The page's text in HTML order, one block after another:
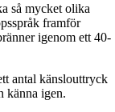
så mycket olika
framför
igenom ett 40-
antal känslouttryck
känna igen.